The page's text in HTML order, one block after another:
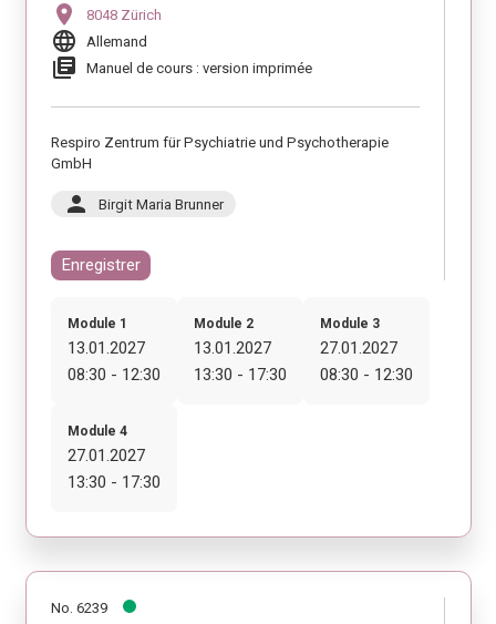
location_on 8048 Zürich
language Allemand
library_books Manuel de cours : version imprimée
Respiro Zentrum für Psychiatrie und Psychotherapie
GmbH
person Birgit Maria Brunner
Enregistrer
Module 1
13.01.2027
08:30 - 12:30
Module 2
13.01.2027
13:30 - 17:30
Module 3
27.01.2027
08:30 - 12:30
Module 4
27.01.2027
13:30 - 17:30
No. 6239